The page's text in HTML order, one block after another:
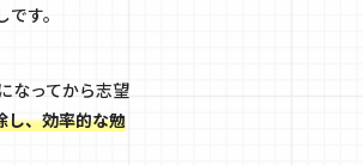
す。
なってから志望
し、効率的な勉